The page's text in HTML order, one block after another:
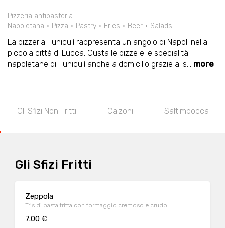
Pizzeria antipasteria
Napoletana
Pizza Pastry Fries Beer Salads
La pizzeria Funiculì rappresenta un angolo di Napoli nella
piccola città di Lucca. Gusta le pizze e le specialità
napoletane di Funiculì anche a domicilio grazie al s... more
Gli Sfizi Non Fritti Calzoni Saltimbocca
Gli Sfizi Fritti
Zeppola
Tris di pasta fritta con formaggio cremoso e crudo
7.00 €